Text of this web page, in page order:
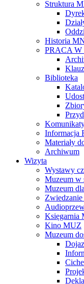
Struktura
Historia
PRACA
Biblioteka
Informacja
Materiały
Archiwum
Wizyta
Wystawy
Muzeum w
Muzeum
Księgarnia
Kino MUZ
Muzeum